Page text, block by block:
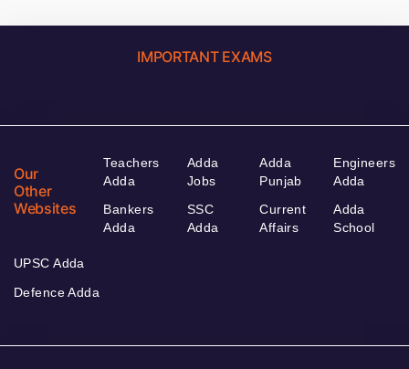
IMPORTANT EXAMS
Our
Other
Websites
Teachers
Adda
Bankers
Adda
Adda
Jobs
SSC
Adda
Adda
Punjab
Current
Affairs
Engineers
Adda
Adda
School
UPSC Adda
Defence Adda